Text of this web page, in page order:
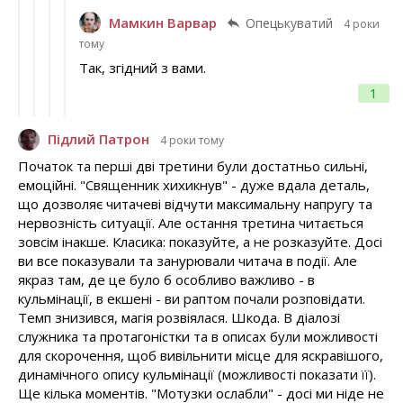
Мамкин Варвар Опецькуватий
4 роки
тому
1
Так, згідний з вами.
Підлий Патрон 4 роки тому
Початок та перші дві третини були достатньо сильні,
емоційні. "Священник хихикнув" - дуже вдала деталь,
що дозволяє читачеві відчути максимальну напругу та
нервозність ситуації. Але остання третина читається
зовсім інакше. Класика: показуйте, а не розказуйте. Досі
ви все показували та занурювали читача в події. Але
якраз там, де це було б особливо важливо - в
кульмінації, в екшені - ви раптом почали розповідати.
Темп знизився, магія розвіялася. Шкода. В діалозі
служника та протагоністки та в описах були можливості
для скорочення, щоб вивільнити місце для яскравішого,
динамічного опису кульмінації (можливості показати її).
Ще кілька моментів. "Мотузки ослабли" - досі ми ніде не